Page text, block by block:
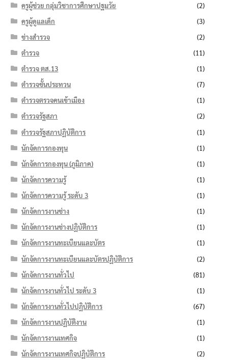
ครูผู้ช่วย กลุ่มวิชาการศึกษาปฐมวัย
(2)
ครูผู้ดูแลเด็ก
(3)
ช่างสำรวจ
(2)
ตำรวจ
(11)
ตำรวจ ตส.13
(1)
ตำรวจชั้นประทวน
(7)
ตำรวจตรวจคนเข้าเมือง
(1)
ตำรวจรัฐสภา
(2)
ตำรวจรัฐสภาปฏิบัติการ
(1)
นักจัดการกองทุน
(1)
นักจัดการกองทุน (ภูมิภาค)
(1)
นักจัดการความรู้
(1)
นักจัดการความรู้ ระดับ 3
(1)
นักจัดการงานช่าง
(1)
นักจัดการงานช่างปฏิบัติการ
(1)
นักจัดการงานทะเบียนและบัตร
(1)
นักจัดการงานทะเบียนและบัตรปฏิบัติการ
(2)
นักจัดการงานทั่วไป
(81)
นักจัดการงานทั่วไป ระดับ 3
(1)
นักจัดการงานทั่วไปปฏิบัติการ
(67)
นักจัดการงานปฏิบัติงาน
(1)
นักจัดการงานเทศกิจ
(1)
นักจัดการงานเทศกิจปฏิบัติการ
(2)